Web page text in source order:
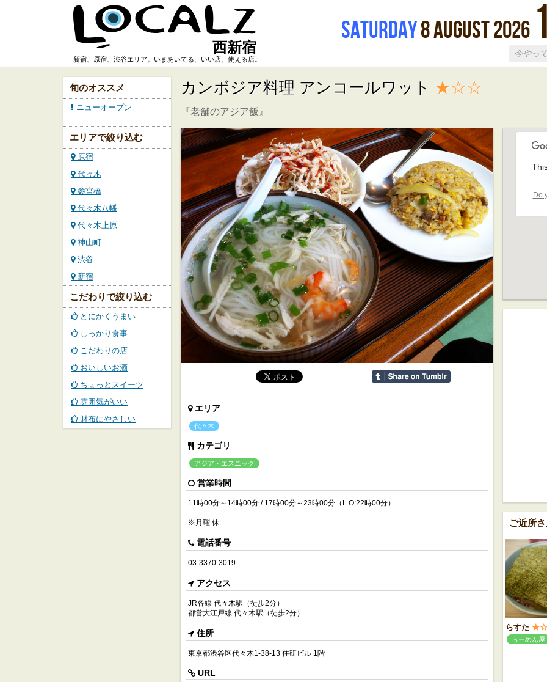
西新宿
新宿、原宿、渋谷エリア。いまあいてる、いい店、使える店。
Saturday8August2026
旬のオススメ
ニューオープン
エリアで絞り込む
原宿
代々木
参宮橋
代々木八幡
代々木上原
神山町
渋谷
新宿
こだわりで絞り込む
とにかくうまい
しっかり食事
こだわりの店
おいしいお酒
ちょっとスイーツ
雰囲気がいい
財布にやさしい
カンボジア料理 アンコールワット ★☆☆
『老舗のアジア飯』
エリア
代々木
カテゴリ
アジア・エスニック
営業時間
11時00分～14時00分 / 17時00分～23時00分（L.O:22時00分）
※月曜 休
電話番号
03-3370-3019
アクセス
JR各線 代々木駅（徒歩2分）
都営大江戸線 代々木駅（徒歩2分）
住所
東京都渋谷区代々木1-38-13 住研ビル 1階
URL
Do
ご近所
らすた
らーめん屋